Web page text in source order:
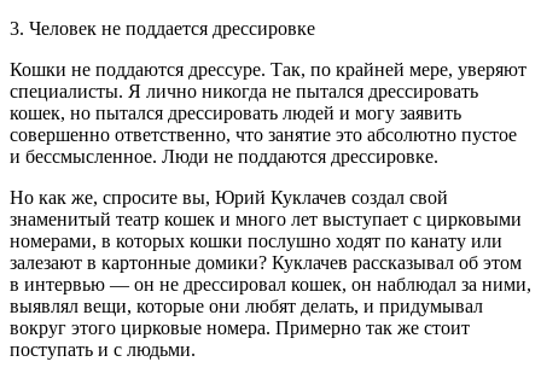
3. Человек не поддается дрессировке
Кошки не поддаются дрессуре. Так, по крайней мере, уверяют
специалисты. Я лично никогда не пытался дрессировать
кошек, но пытался дрессировать людей и могу заявить
совершенно ответственно, что занятие это абсолютно пустое
и бессмысленное. Люди не поддаются дрессировке.
Но как же, спросите вы, Юрий Куклачев создал свой
знаменитый театр кошек и много лет выступает с цирковыми
номерами, в которых кошки послушно ходят по канату или
залезают в картонные домики? Куклачев рассказывал об этом
в интервью — он не дрессировал кошек, он наблюдал за ними,
выявлял вещи, которые они любят делать, и придумывал
вокруг этого цирковые номера. Примерно так же стоит
поступать и с людьми.